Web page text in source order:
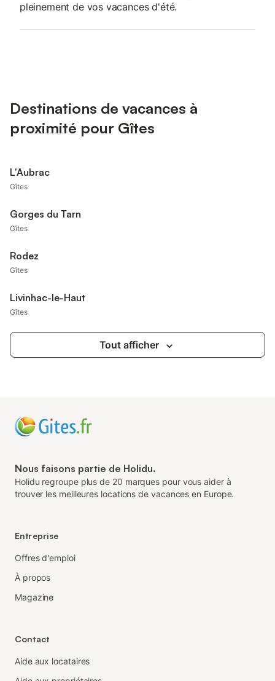
pleinement de vos vacances d'été.
Destinations de vacances à
proximité pour Gîtes
L'Aubrac
Gîtes
Gorges du Tarn
Gîtes
Rodez
Gîtes
Livinhac-le-Haut
Gîtes
Tout afficher
Nous faisons partie de Holidu.
Holidu regroupe plus de 20 marques pour vous aider à
trouver les meilleures locations de vacances en Europe.
Entreprise
Offres d'emploi
À propos
Magazine
Contact
Aide aux locataires